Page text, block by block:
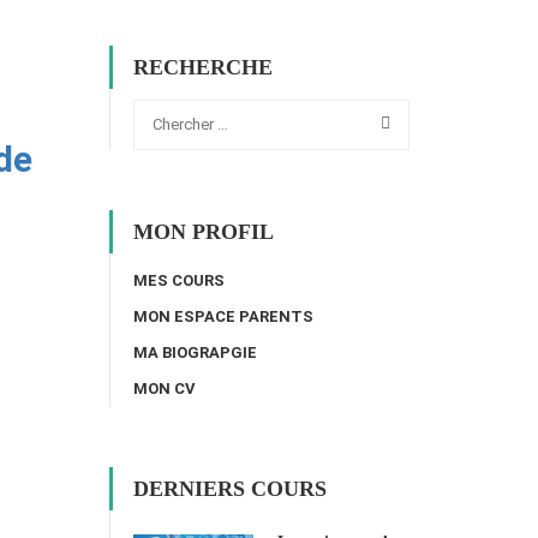
RECHERCHE
MON PROFIL
MES COURS
MON ESPACE PARENTS
MA BIOGRAPGIE
MON CV
DERNIERS COURS